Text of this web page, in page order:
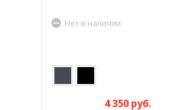
Нет в наличии
4 350 руб.